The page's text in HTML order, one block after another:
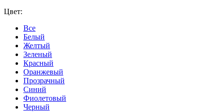
Цвет:
Все
Белый
Желтый
Зеленый
Красный
Оранжевый
Прозрачный
Синий
Фиолетовый
Черный